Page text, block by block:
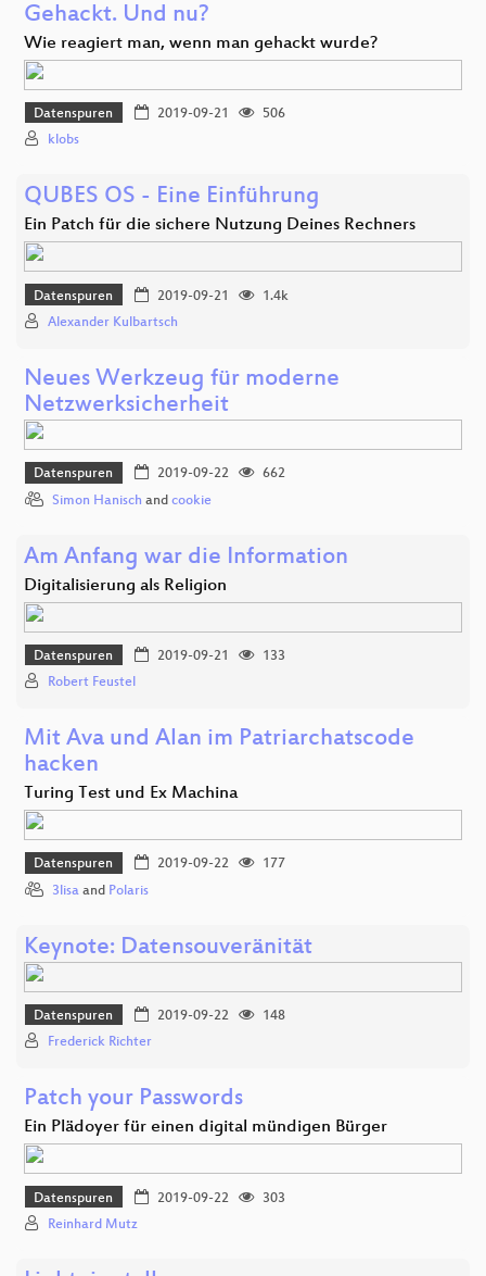
Gehackt. Und nu?
Wie reagiert man, wenn man gehackt wurde?
Datenspuren 2019-09-21
506
klobs
QUBES OS - Eine Einführung
Ein Patch für die sichere Nutzung Deines Rechners
Datenspuren 2019-09-21
1.4k
Alexander Kulbartsch
Neues Werkzeug für moderne
Netzwerksicherheit
Datenspuren 2019-09-22
662
Simon Hanisch and cookie
Am Anfang war die Information
Digitalisierung als Religion
Datenspuren 2019-09-21
133
Robert Feustel
Mit Ava und Alan im Patriarchatscode
hacken
Turing Test und Ex Machina
Datenspuren 2019-09-22
177
3lisa and Polaris
Keynote: Datensouveränität
Datenspuren 2019-09-22
148
Frederick Richter
Patch your Passwords
Ein Plädoyer für einen digital mündigen Bürger
Datenspuren 2019-09-22
303
Reinhard Mutz